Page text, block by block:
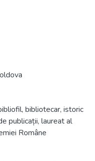
bibliotecar, istoric
publicații, laureat al
Române